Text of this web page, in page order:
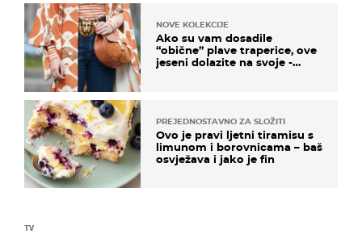
TV
NOVE KOLEKCIJE
Ako su vam dosadile
“obične” plave traperice, ove
jeseni dolazite na svoje -
PREJEDNOSTAVNO ZA SLOŽITI
Ovo je pravi ljetni tiramisu s
limunom i borovnicama – baš
osvježava i jako je fin